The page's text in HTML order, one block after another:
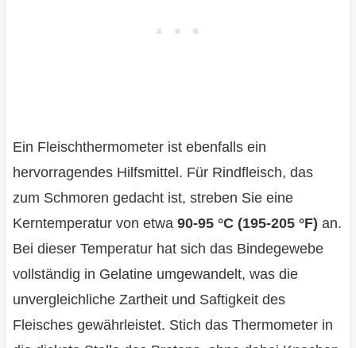
Ein Fleischthermometer ist ebenfalls ein
hervorragendes Hilfsmittel. Für Rindfleisch, das
zum Schmoren gedacht ist, streben Sie eine
Kerntemperatur von etwa 90-95 °C (195-205 °F) an.
Bei dieser Temperatur hat sich das Bindegewebe
vollständig in Gelatine umgewandelt, was die
unvergleichliche Zartheit und Saftigkeit des
Fleisches gewährleistet. Stich das Thermometer in